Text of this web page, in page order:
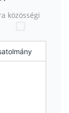
közösségi